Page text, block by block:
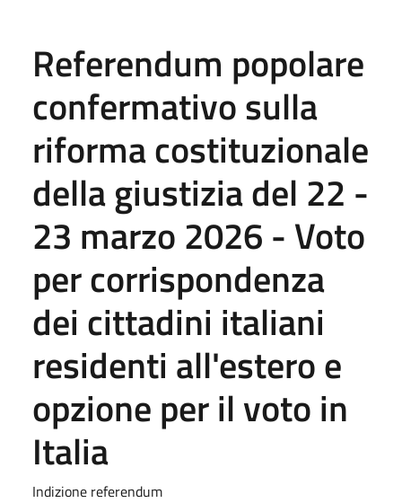
Referendum popolare
confermativo sulla
riforma costituzionale
della giustizia del 22 -
23 marzo 2026 - Voto
per corrispondenza
dei cittadini italiani
residenti all'estero e
opzione per il voto in
Italia
Indizione referendum